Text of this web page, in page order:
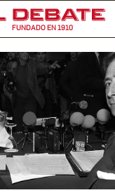
FUNDADO EN 1910